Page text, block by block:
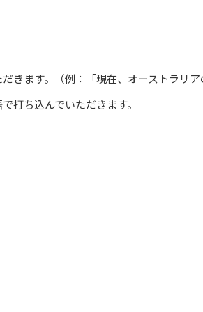
きます。（例：「現在、オーストラリ
打ち込んでいただきます。